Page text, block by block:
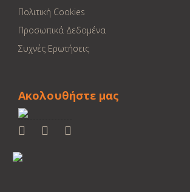
Πολιτική Cookies
Προσωπικά Δεδομένα
Συχνές Ερωτήσεις
Ακολουθήστε μας